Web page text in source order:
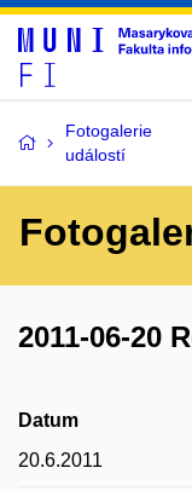
Fotogalerie
událostí
2011-06-20
Datum
20.6.2011